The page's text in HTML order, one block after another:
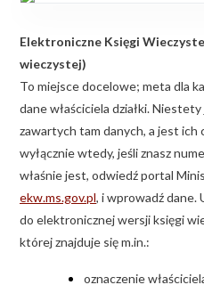
Elektroniczne Księgi
wieczystej)
To miejsce docelowe; meta dla
dane właściciela działki.
zawartych tam danych, a jest ich
wyłącznie wtedy, jeśli znasz
właśnie jest, odwiedź portal
ekw.ms.gov.pl, i wprowadź dane.
do elektronicznej wersji księgi
której znajduje się m.in.:
oznaczenie